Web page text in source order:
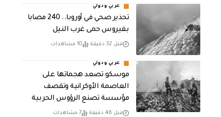
عربي ودولي
تحذير صحي في أوروبا.. 240 مصابا
بفيروس حمى غرب النيل
قبل 32 دقيقة 10 مشاهدات
عربي ودولي
موسكو تصعد هجماتها على
العاصمة الأوكرانية وتقصف
مؤسسة تصنع الرؤوس الحربية
قبل 46 دقيقة 7 مشاهدات